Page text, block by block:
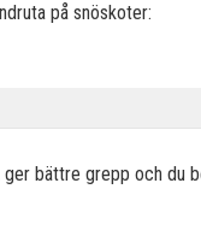
på snöskoter:
bättre grepp och du